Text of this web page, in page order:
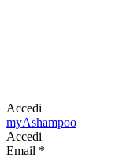
Accedi
myAshampoo
Accedi
Email *